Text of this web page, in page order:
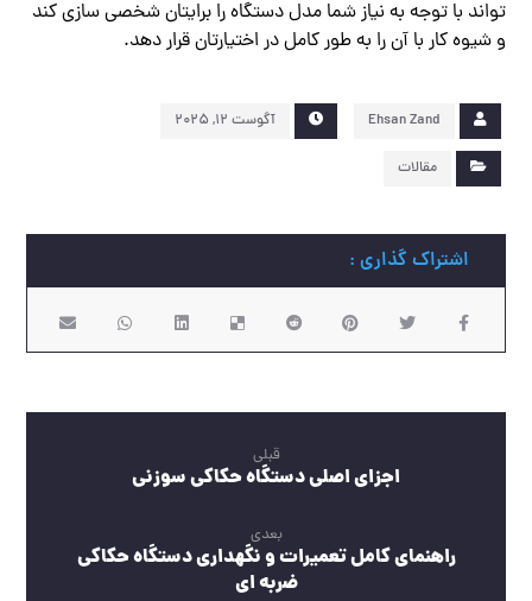
تواند با توجه به نیاز شما مدل دستگاه را برایتان شخصی سازی کند
و شیوه کار با آن را به طور کامل در اختیارتان قرار دهد.
Ehsan Zand آگوست ۱۲, ۲۰۲۵
مقالات
قبلی
اجزای اصلی دستگاه حکاکی سوزنی
بعدی
راهنمای کامل تعمیرات و نگهداری دستگاه حکاکی
ضربه‌ ای